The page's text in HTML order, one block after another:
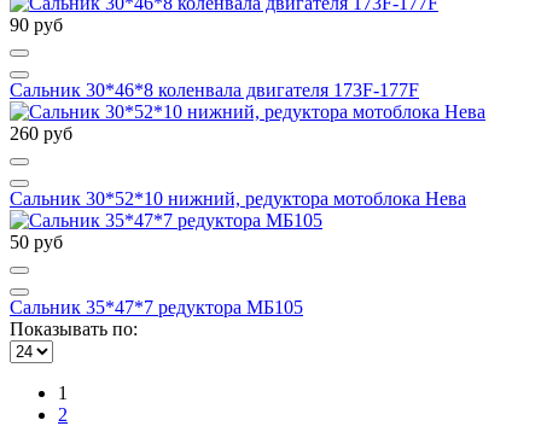
90 руб
Сальник 30*46*8 коленвала двигателя 173F-177F
260 руб
Сальник 30*52*10 нижний, редуктора мотоблока Нева
50 руб
Сальник 35*47*7 редуктора МБ105
Показывать по:
1
2